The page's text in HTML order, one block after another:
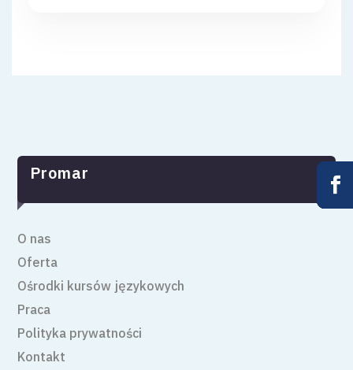
Promar


O nas
Oferta
Ośrodki kursów językowych
Praca
Polityka prywatności
Kontakt







